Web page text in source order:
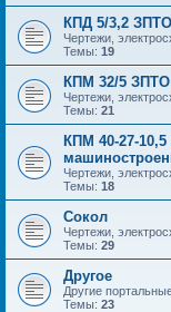
КПД 5/3,2
Чертежи,
Темы: 19
КПМ 32/5
Чертежи,
Темы: 21
КПМ 40-27-
Чертежи,
Темы: 18
Сокол
Чертежи,
Темы: 29
Другое
Другие
Темы: 23